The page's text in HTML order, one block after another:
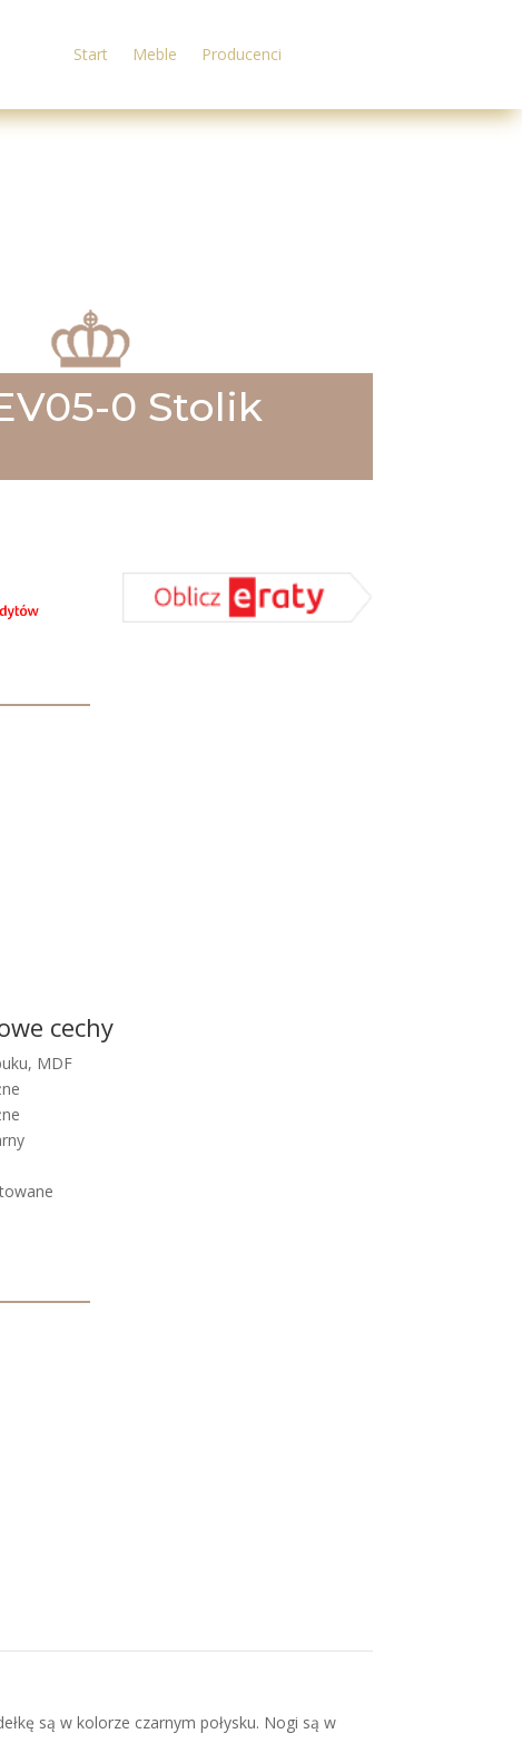
Start Meble Producenci
0 Stolik
cechy
MDF
są w kolorze czarnym połysku. Nogi są w